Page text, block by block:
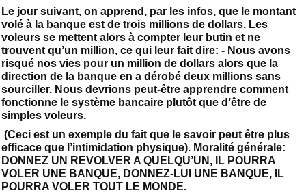
Le jour suivant, on apprend, par les infos, que le montant
volé à la banque est de trois millions de dollars. Les
voleurs se mettent alors à compter leur butin et ne
trouvent qu’un million, ce qui leur fait dire: - Nous avons
risqué nos vies pour un million de dollars alors que la
direction de la banque en a dérobé deux millions sans
sourciller. Nous devrions peut-être apprendre comment
fonctionne le système bancaire plutôt que d’être de
simples voleurs.
(Ceci est un exemple du fait que le savoir peut être plus
efficace que l’intimidation physique). Moralité générale:
DONNEZ UN REVOLVER A QUELQU’UN, IL POURRA
VOLER UNE BANQUE, DONNEZ-LUI UNE BANQUE, IL
POURRA VOLER TOUT LE MONDE.